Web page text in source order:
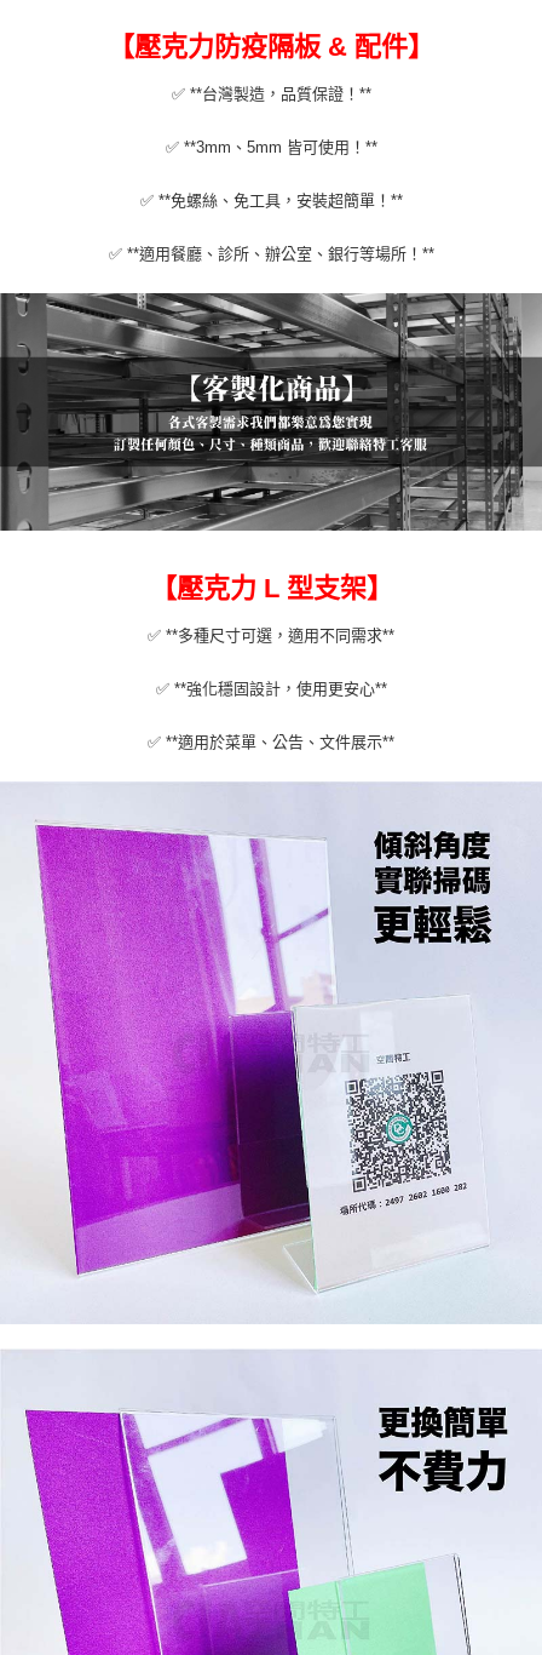
【壓克力防疫隔板 & 配件】
✅ **台灣製造，品質保證！**
✅ **3mm、5mm 皆可使用！**
✅ **免螺絲、免工具，安裝超簡單！**
✅ **適用餐廳、診所、辦公室、銀行等場所！**
【壓克力 L 型支架】
✅ **多種尺寸可選，適用不同需求**
✅ **強化穩固設計，使用更安心**
✅ **適用於菜單、公告、文件展示**